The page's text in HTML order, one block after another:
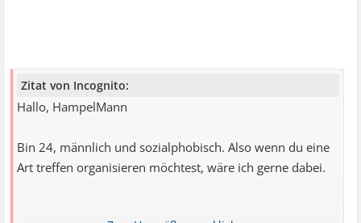
Zitat von Incognito:
Hallo, HampelMann
Bin 24, männlich und sozialphobisch. Also wenn du eine
Art treffen organisieren möchtest, wäre ich gerne dabei.